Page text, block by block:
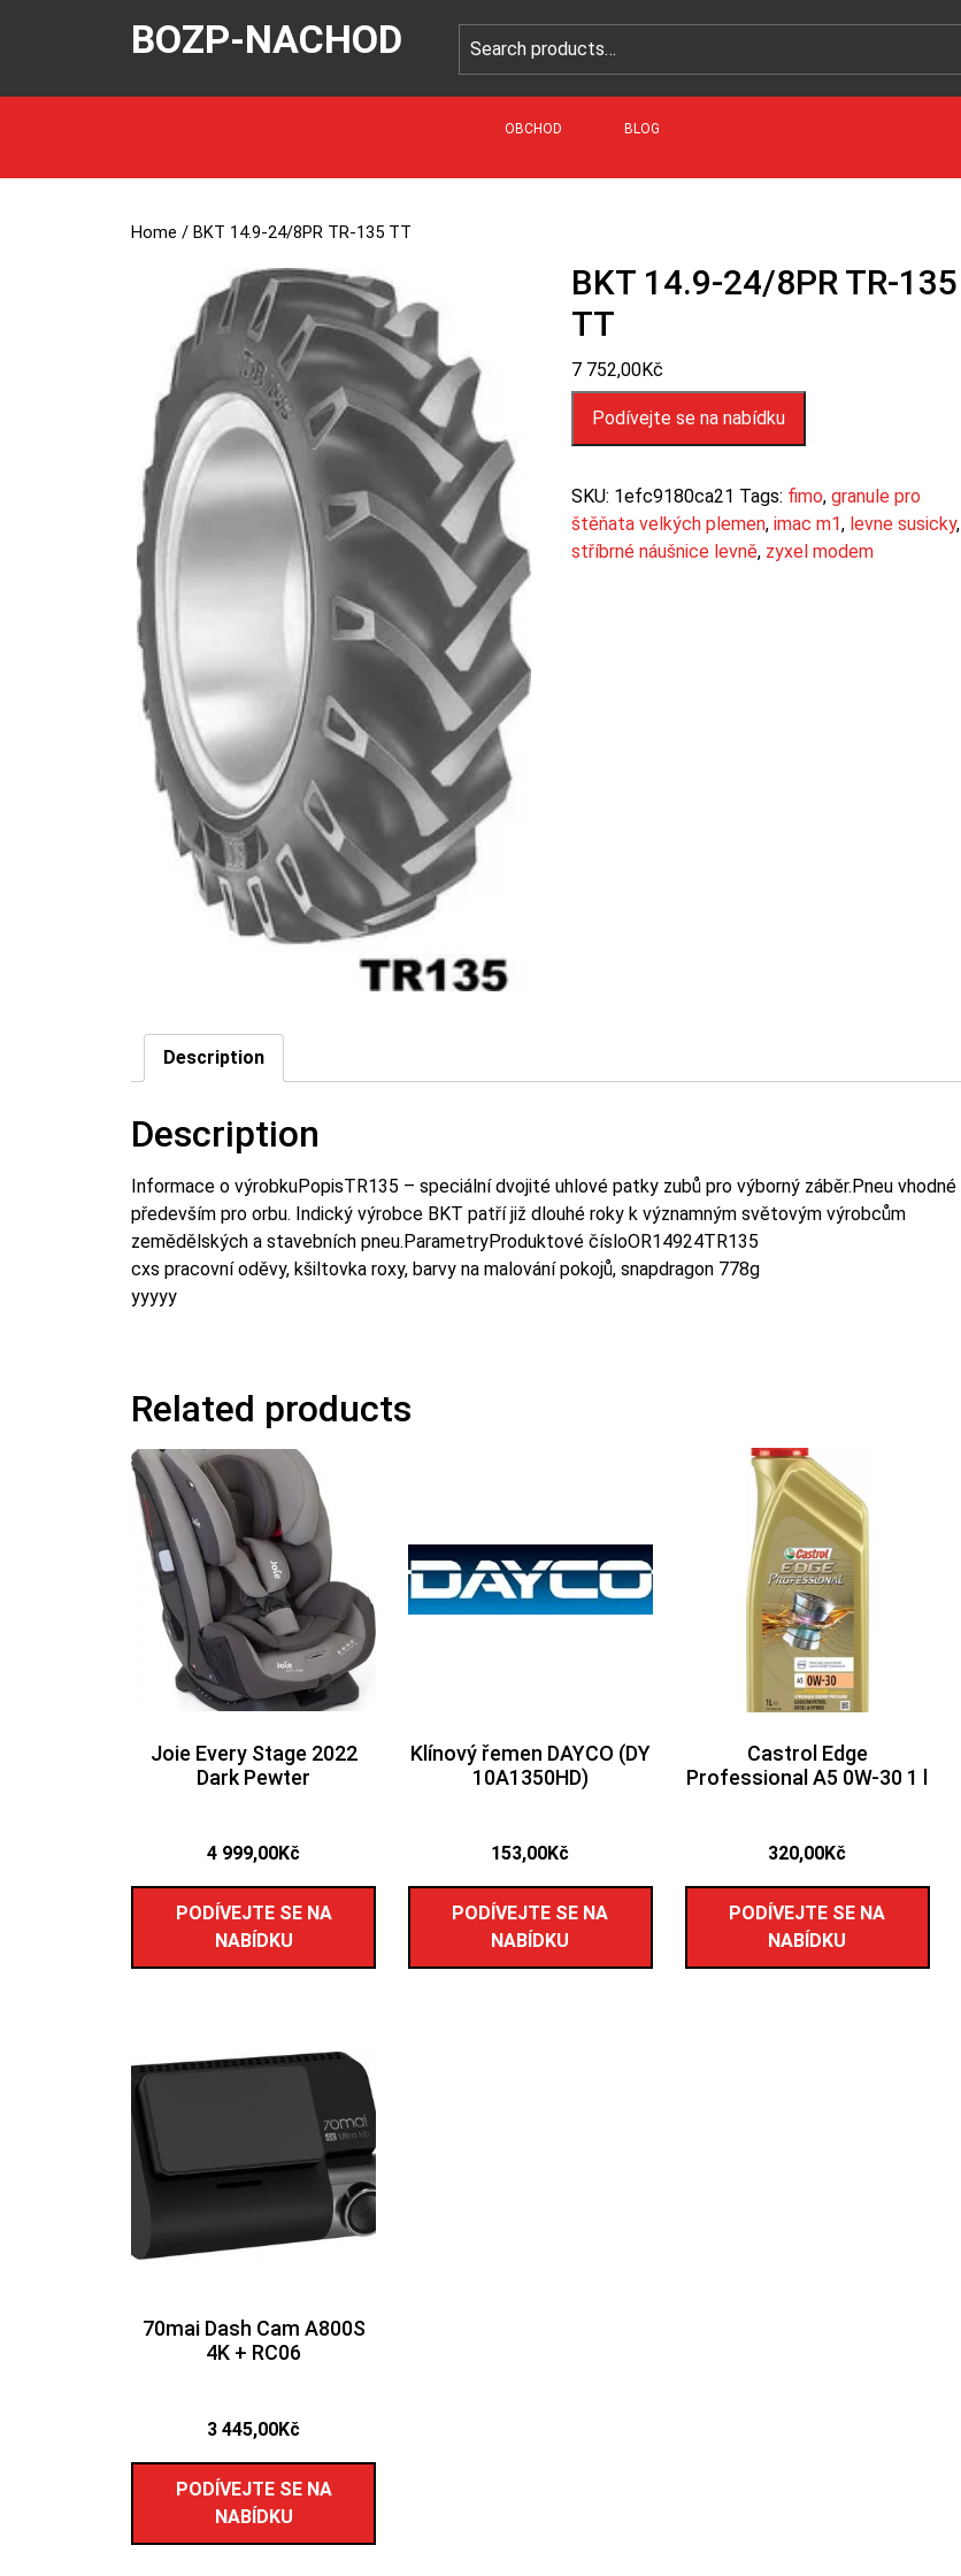
BOZP-NACHOD
OBCHOD BLOG
Home / BKT 14.9-24/8PR TR-135 TT
BKT 14.9-24/8PR TR-135
TT
7 752,00Kč
Podívejte se na nabídku
SKU: 1efc9180ca21 Tags: fimo, granule pro
štěňata velkých plemen, imac m1, levne susicky,
stříbrné náušnice levně, zyxel modem
Description
Description
Informace o výrobkuPopisTR135 – speciální dvojité uhlové patky zubů pro výborný záběr.Pneu vhodné
především pro orbu. Indický výrobce BKT patří již dlouhé roky k významným světovým výrobcům
zemědělských a stavebních pneu.ParametryProduktové čísloOR14924TR135
cxs pracovní oděvy, kšiltovka roxy, barvy na malování pokojů, snapdragon 778g
yyyyy
Related products
Joie Every Stage 2022
Dark Pewter
4 999,00Kč
PODÍVEJTE SE NA
NABÍDKU
Klínový řemen DAYCO (DY
10A1350HD)
153,00Kč
PODÍVEJTE SE NA
NABÍDKU
Castrol Edge
Professional A5 0W-30 1 l
320,00Kč
PODÍVEJTE SE NA
NABÍDKU
70mai Dash Cam A800S
4K + RC06
3 445,00Kč
PODÍVEJTE SE NA
NABÍDKU